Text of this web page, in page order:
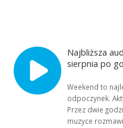
Najbliższa
sierpnia po
Weekend to
odpoczynek.
Przez dwie
muzyce